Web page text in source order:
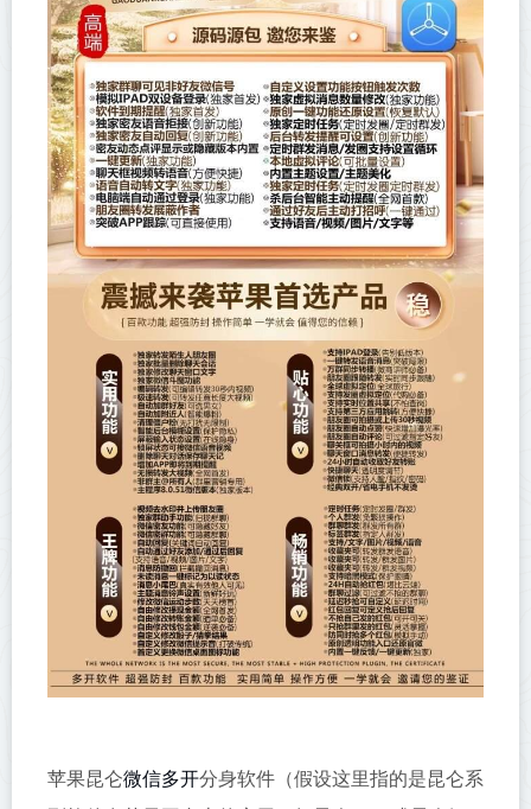
苹果昆仑微信多开分身软件（假设这里指的是昆仑系